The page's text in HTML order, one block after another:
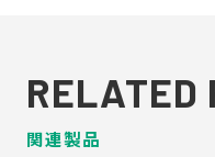
RELATED
関連製品